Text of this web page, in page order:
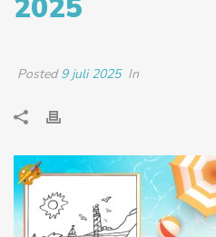
Posted9 juli 2025 In